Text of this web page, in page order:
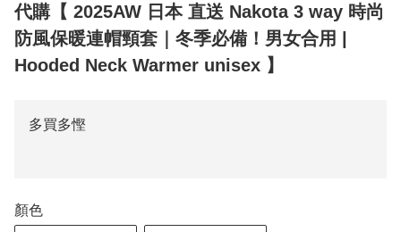
代購【 2025AW 日本 直送 Nakota 3 way 時尚
防風保暖連帽頸套｜冬季必備！男女合用 |
Hooded Neck Warmer unisex 】
多買多慳
顏色